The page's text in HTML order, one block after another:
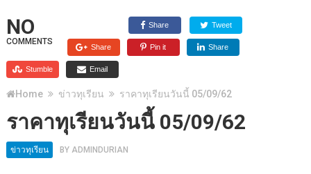
NO
COMMENTS
Share Tweet
Share Pin it Share
Stumble Email
Home ข่าวทุเรียน ราคาทุเรียนวันนี้ 05/09/62
ราคาทุเรียนวันนี้ 05/09/62
ข่าวทุเรียน BY ADMINDURIAN